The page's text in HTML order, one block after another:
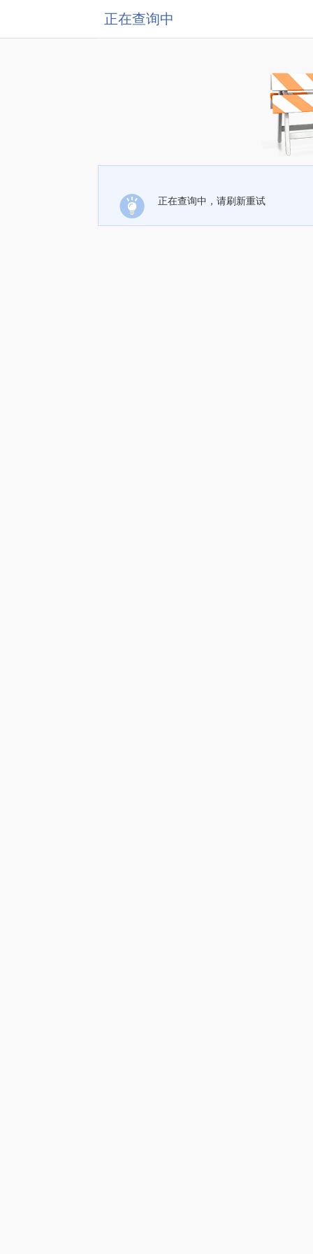
正在查询中
正在查询中，请刷新重试